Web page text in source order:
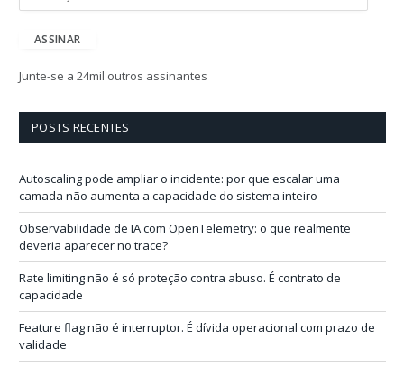
e
ç
i
ASSINAR
Junte-se a 24mil outros assinantes
POSTS RECENTES
Autoscaling pode ampliar o incidente: por que escalar uma
camada não aumenta a capacidade do sistema inteiro
Observabilidade de IA com OpenTelemetry: o que realmente
deveria aparecer no trace?
Rate limiting não é só proteção contra abuso. É contrato de
capacidade
Feature flag não é interruptor. É dívida operacional com prazo de
validade